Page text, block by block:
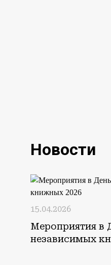
Новости
15.04.2026
Мероприятия в
независимых